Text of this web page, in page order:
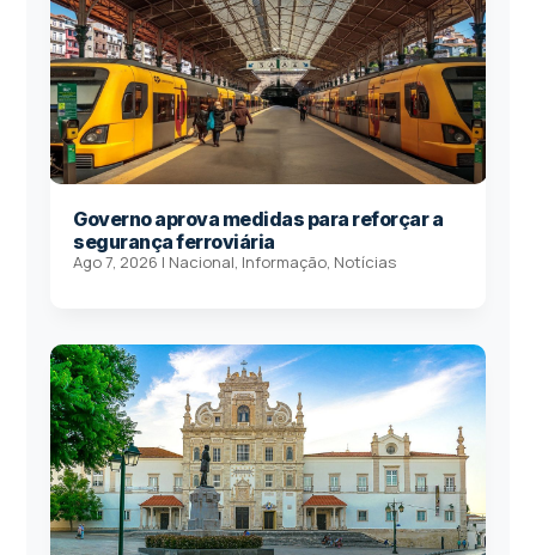
Governo aprova medidas para reforçar a
segurança ferroviária
Ago 7, 2026 | Nacional, Informação, Notícias